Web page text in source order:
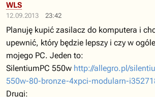
12.09.2013 23:42
WLS
Planuję kupić zasilacz do komputera i
upewnić, który będzie lepszy i czy w
mojego PC. Jeden to:
SilentiumPC 550w http://allegro.pl/
550w-80-bronze-4xpci-modularn-
Drugi: